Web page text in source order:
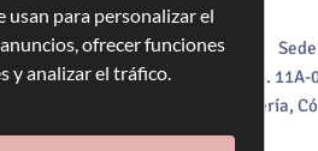
usan para personalizar el
ofrecer funciones
y analizar el tráfico.
517 Edificio
Plaza, Bogotá,
Calle 60 No.
Montería,